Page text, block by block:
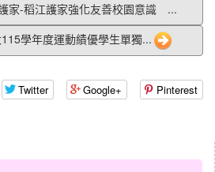
家-稻江護家強化友善校園意識 ...
學年度運動績優學生單獨...
Twitter Google+ Pinterest